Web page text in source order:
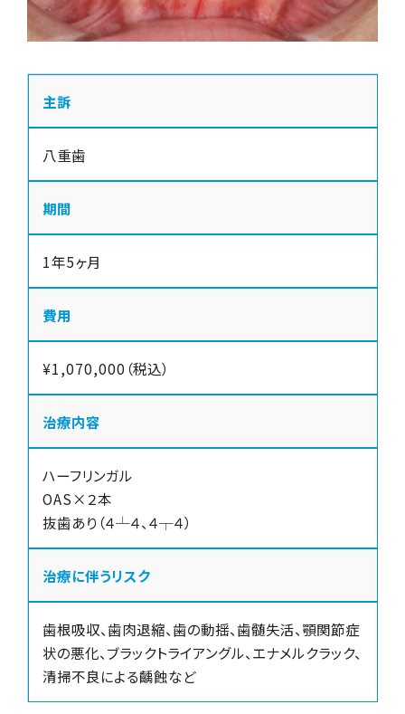
主訴
八重歯
期間
1年5ヶ月
費用
¥1,070,000（税込）
治療内容
ハーフリンガル
OAS×２本
抜歯あり（４┴４、４┬４）
治療に伴うリスク
歯根吸収、歯肉退縮、歯の動揺、歯髄失活、顎関節症
状の悪化、ブラックトライアングル、エナメルクラック、
清掃不良による齲蝕など